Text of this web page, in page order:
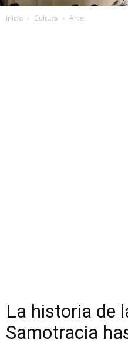
Inicio Cultura Arte
La historia de
Samotracia